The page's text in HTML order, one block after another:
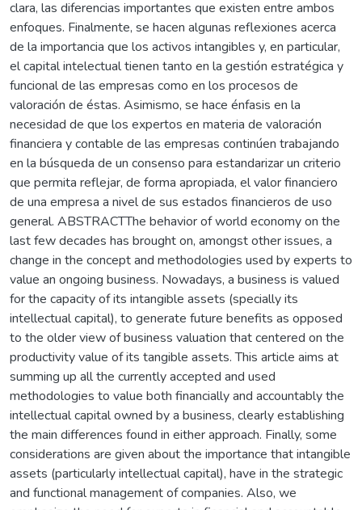
clara, las diferencias importantes que existen entre ambos
enfoques. Finalmente, se hacen algunas reflexiones acerca
de la importancia que los activos intangibles y, en particular,
el capital intelectual tienen tanto en la gestión estratégica y
funcional de las empresas como en los procesos de
valoración de éstas. Asimismo, se hace énfasis en la
necesidad de que los expertos en materia de valoración
financiera y contable de las empresas continúen trabajando
en la búsqueda de un consenso para estandarizar un criterio
que permita reflejar, de forma apropiada, el valor financiero
de una empresa a nivel de sus estados financieros de uso
general. ABSTRACTThe behavior of world economy on the
last few decades has brought on, amongst other issues, a
change in the concept and methodologies used by experts to
value an ongoing business. Nowadays, a business is valued
for the capacity of its intangible assets (specially its
intellectual capital), to generate future benefits as opposed
to the older view of business valuation that centered on the
productivity value of its tangible assets. This article aims at
summing up all the currently accepted and used
methodologies to value both financially and accountably the
intellectual capital owned by a business, clearly establishing
the main differences found in either approach. Finally, some
considerations are given about the importance that intangible
assets (particularly intellectual capital), have in the strategic
and functional management of companies. Also, we